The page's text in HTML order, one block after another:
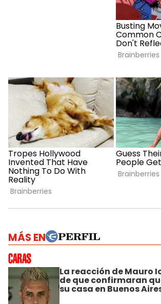
MÁS EN
La reacción de Mauro
de que confirmaran
su casa en Buenos